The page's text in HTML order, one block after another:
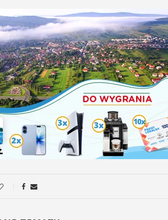
POKAŻ SZCZEGÓŁY